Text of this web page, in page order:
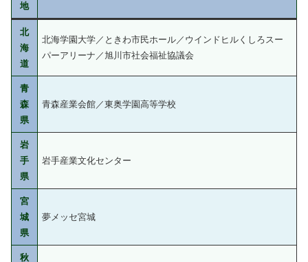
地
北
海
道
北海学園大学／ときわ市民ホール／ウインドヒルくしろスー
パーアリーナ／旭川市社会福祉協議会
青
森
県
青森産業会館／東奥学園高等学校
岩
手
県
岩手産業文化センター
宮
城
県
夢メッセ宮城
秋